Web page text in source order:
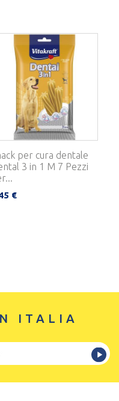
per cura dentale
3 in 1 M 7 Pezzi
€
ITALIA